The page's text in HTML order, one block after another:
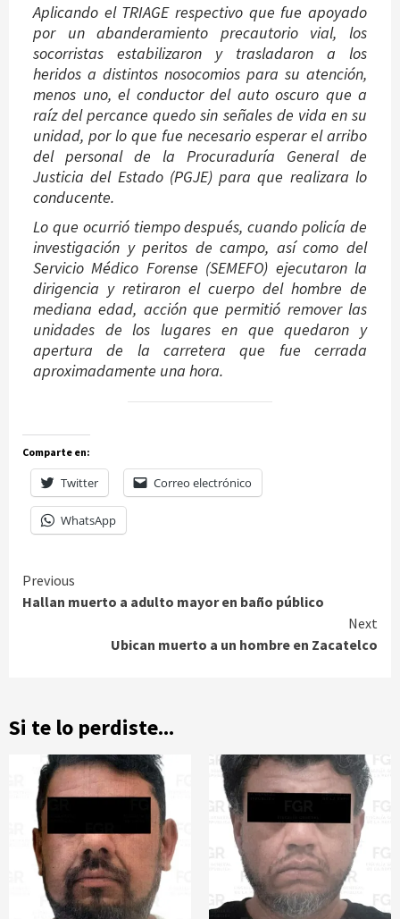
Aplicando el TRIAGE respectivo que fue apoyado
por un abanderamiento precautorio vial, los
socorristas estabilizaron y trasladaron a los
heridos a distintos nosocomios para su atención,
menos uno, el conductor del auto oscuro que a
raíz del percance quedo sin señales de vida en su
unidad, por lo que fue necesario esperar el arribo
del personal de la Procuraduría General de
Justicia del Estado (PGJE) para que realizara lo
conducente.
Lo que ocurrió tiempo después, cuando policía de
investigación y peritos de campo, así como del
Servicio Médico Forense (SEMEFO) ejecutaron la
dirigencia y retiraron el cuerpo del hombre de
mediana edad, acción que permitió remover las
unidades de los lugares en que quedaron y
apertura de la carretera que fue cerrada
aproximadamente una hora.
Comparte en:
Twitter Correo electrónico
WhatsApp
Continue
Previous
Hallan muerto a adulto mayor en baño público
Next
Ubican muerto a un hombre en Zacatelco
Si te lo perdiste...